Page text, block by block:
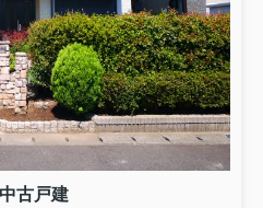
成18年11月築タマホーム
な分譲地内
古戸建